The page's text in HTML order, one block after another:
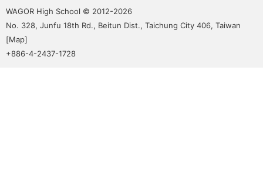
WAGOR High School © 2012-2026
No. 328, Junfu 18th Rd., Beitun Dist., Taichung City 406, Taiwan
[Map]
+886-4-2437-1728